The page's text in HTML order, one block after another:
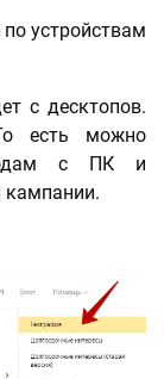
с десктопов.
есть можно
с ПК и
кампании.